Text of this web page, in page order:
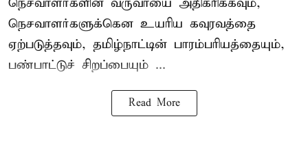
நெசவாளர்களின் வருவாயை அதிகரிக்கவும்,
நெசவாளர்களுக்கென உயரிய கவுரவத்தை
ஏற்படுத்தவும், தமிழ்நாட்டின் பாரம்பரியத்தையும்,
பண்பாட்டுச் சிறப்பையும் ...
Read More